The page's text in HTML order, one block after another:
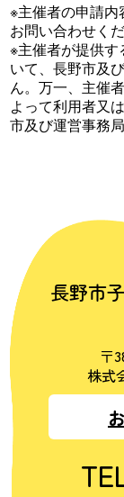
※主催者の申請
お問い合わせくだ
※主催者が提供
いて、長野市及
ん。万一、主催
よって利用者又
市及び運営事務
長野市
〒
株式